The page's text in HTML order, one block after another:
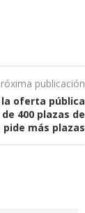
publicación
la oferta pública
400 plazas de
más plazas